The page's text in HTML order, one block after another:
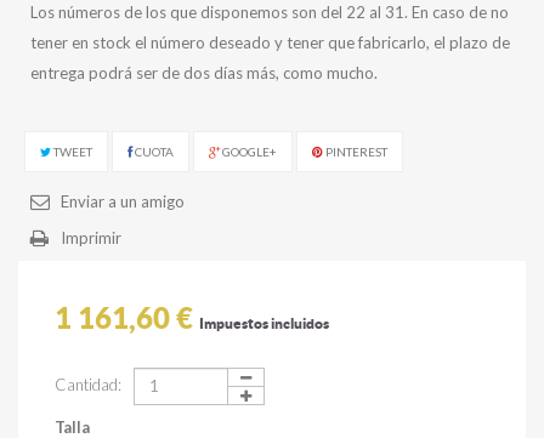
Los números de los que disponemos son del 22 al 31. En caso de no
tener en stock el número deseado y tener que fabricarlo, el plazo de
entrega podrá ser de dos días más, como mucho.
TWEET CUOTA GOOGLE+ PINTEREST
Enviar a un amigo
Imprimir
1 161,60 € Impuestos incluidos
Cantidad:
Talla